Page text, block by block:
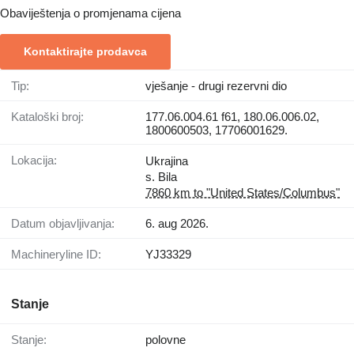
Obaviještenja o promjenama cijena
Kontaktirajte prodavca
Tip: vješanje - drugi rezervni dio
Kataloški broj:
177.06.004.61 f61, 180.06.006.02,
1800600503, 17706001629.
Lokacija:
Ukrajina
s. Bila
7860 km to "United States/Columbus"
Datum objavljivanja: 6. aug 2026.
Machineryline ID: YJ33329
Stanje
Stanje: polovne